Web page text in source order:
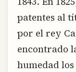
patentes al
por el rey
encontrado
humedad